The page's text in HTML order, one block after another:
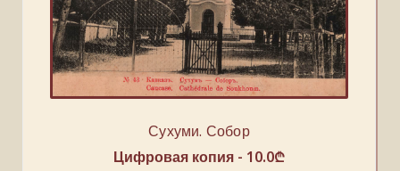
Сухуми. Собор
Цифровая копия - 10.0₾